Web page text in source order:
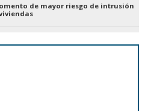
de mayor riesgo de intrusión